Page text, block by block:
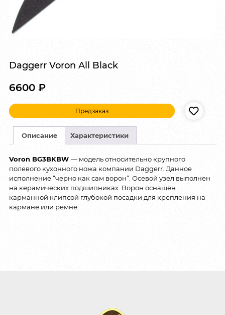
Daggerr Voron All Black
6600 ₽
Предзаказ
Описание Характеристики
Voron BG3BKBW — модель относительно крупного
полевого кухонного ножа компании Daggerr. Данное
исполнение “черно как сам ворон”. Осевой узел выполнен
на керамических подшипниках. Ворон оснащён
карманной клипсой глубокой посадки для крепления на
кармане или ремне.